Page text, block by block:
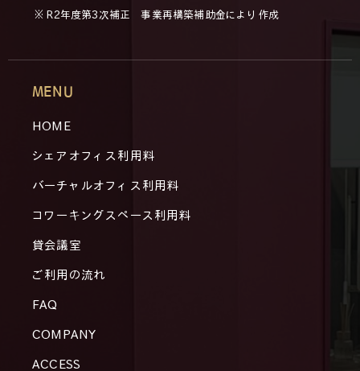
※ R2年度第3次補正 事業再構築補助金により作成
MENU
HOME
シェアオフィス利用料
バーチャルオフィス利用料
コワーキングスペース利用料
貸会議室
ご利用の流れ
FAQ
COMPANY
ACCESS